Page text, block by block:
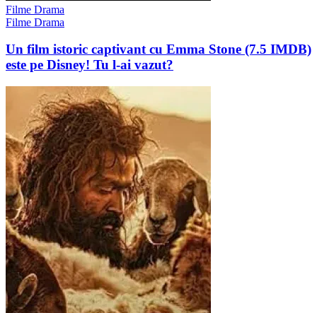
Filme Drama
Filme Drama
Un film istoric captivant cu Emma Stone (7.5 IMDB)
este pe Disney! Tu l-ai vazut?